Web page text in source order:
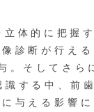
体的に把握
診断が行え
そしてさら
する中、前
与える影響